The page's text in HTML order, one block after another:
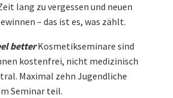
lang zu vergessen und neuen
– das ist es, was zählt.
betterKosmetikseminare sind
kostenfrei, nicht medizinisch
Maximal zehn Jugendliche
Seminar teil.